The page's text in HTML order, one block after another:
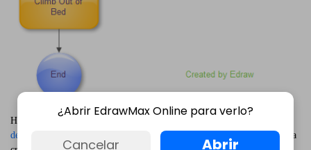
Haz clic en los botones a continuación para descargar gratis el
de diagrama de flujo
. Luego, puedes aplicar las plantillas integradas para
¿Abrir EdrawMax Online para verlo?
Cancelar Abrir